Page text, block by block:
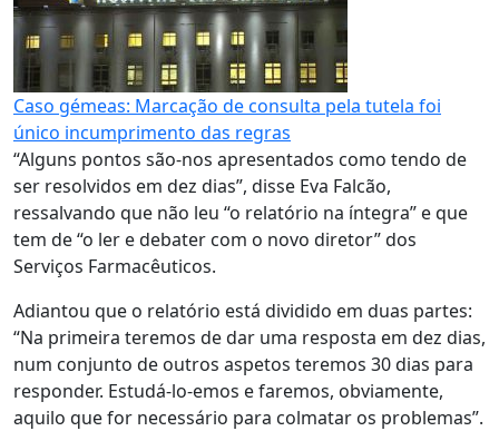
Caso gémeas: Marcação de consulta pela tutela foi
único incumprimento das regras
“Alguns pontos são-nos apresentados como tendo de
ser resolvidos em dez dias”, disse Eva Falcão,
ressalvando que não leu “o relatório na íntegra” e que
tem de “o ler e debater com o novo diretor” dos
Serviços Farmacêuticos.
Adiantou que o relatório está dividido em duas partes:
“Na primeira teremos de dar uma resposta em dez dias,
num conjunto de outros aspetos teremos 30 dias para
responder. Estudá-lo-emos e faremos, obviamente,
aquilo que for necessário para colmatar os problemas”.